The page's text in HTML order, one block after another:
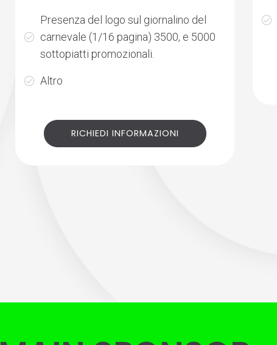
Presenza del logo sul giornalino del
carnevale (1/16 pagina) 3500, e 5000
sottopiatti promozionali.
Altro
RICHIEDI INFORMAZIONI